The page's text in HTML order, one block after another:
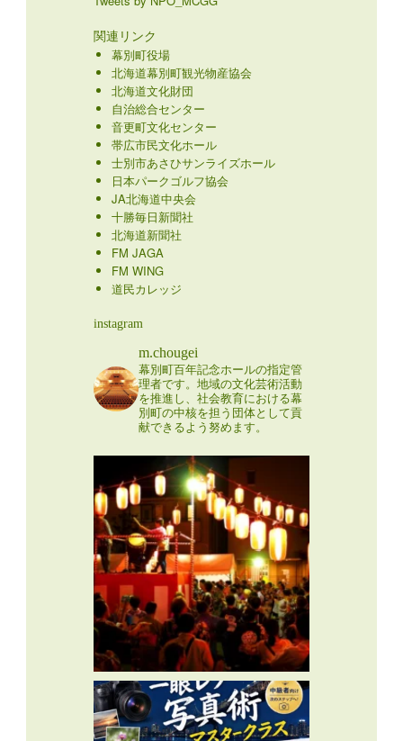
関連リンク
幕別町役場
北海道幕別町観光物産協会
北海道文化財団
自治総合センター
音更町文化センター
帯広市民文化ホール
士別市あさひサンライズホール
日本パークゴルフ協会
JA北海道中央会
十勝毎日新聞社
北海道新聞社
FM JAGA
FM WING
道民カレッジ
instagram
m.chougei
幕別町百年記念ホールの指定管
理者です。地域の文化芸術活動
を推進し、社会教育における幕
別町の中核を担う団体として貢
献できるよう努めます。